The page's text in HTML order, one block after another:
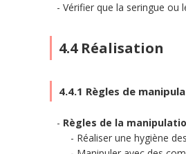
Vérifier que la seringue ou
4.4 Réalisation
4.4.1 Règles de
Règles de la
Réaliser une hygiène